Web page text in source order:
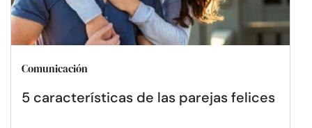
Comunicación
5 características de las parejas felices